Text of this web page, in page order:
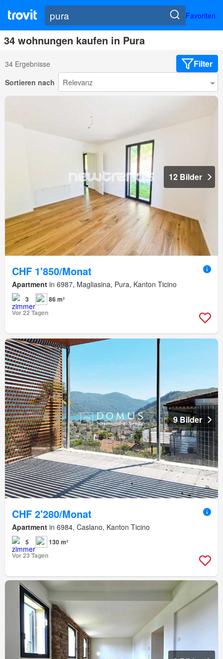
Favoriten
34 wohnungen kaufen in Pura
34 Ergebnisse Filter
Sortieren nach
12 Bilder
CHF 1'850/Monat
Apartment in 6987, Magliasina, Pura, Kanton Ticino
3
86 m²
Vor 22 Tagen
9 Bilder
CHF 2'280/Monat
Apartment in 6984, Caslano, Kanton Ticino
5
130 m²
Vor 23 Tagen